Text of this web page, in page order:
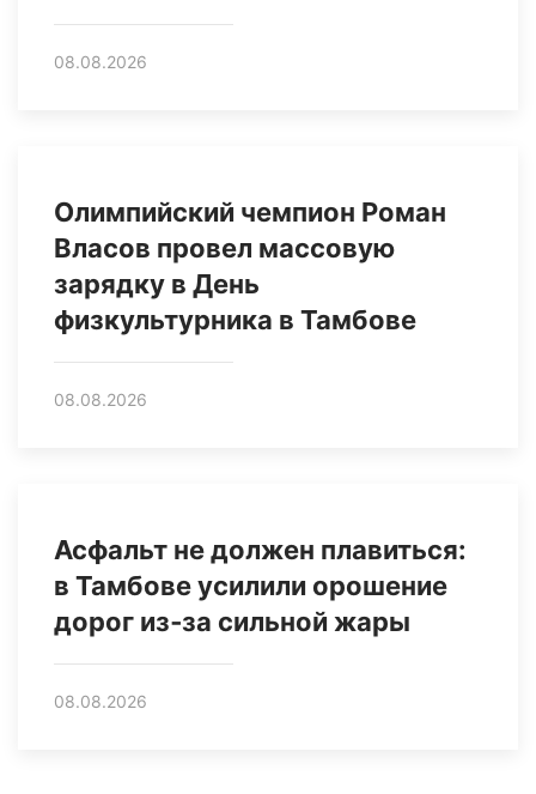
08.08.2026
Олимпийский чемпион Роман
Власов провел массовую
зарядку в День
физкультурника в Тамбове
08.08.2026
Асфальт не должен плавиться:
в Тамбове усилили орошение
дорог из‑за сильной жары
08.08.2026